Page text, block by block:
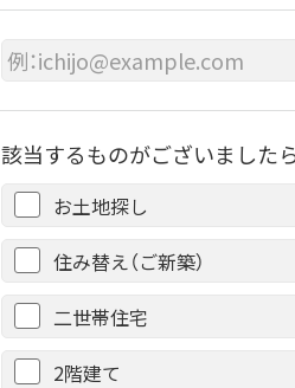
該当するものがございました
お土地探し
住み替え（ご新築）
二世帯住宅
2階建て